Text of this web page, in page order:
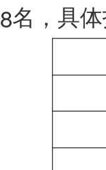
8名，具